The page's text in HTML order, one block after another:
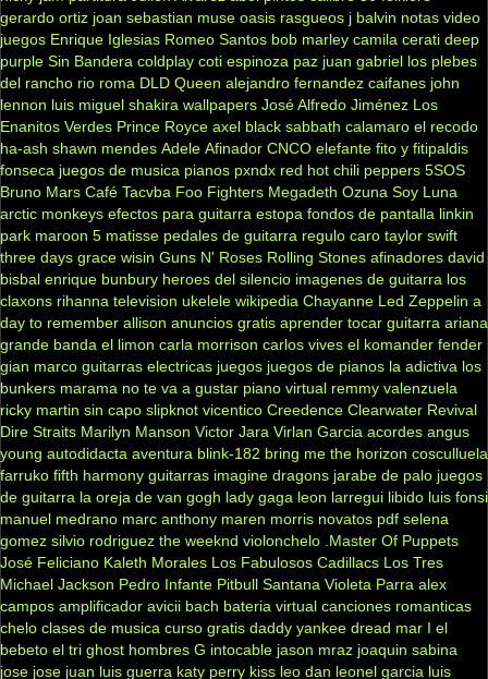
gerardo ortiz joan sebastian muse oasis rasgueos j balvin notas video
juegos Enrique Iglesias Romeo Santos bob marley camila cerati deep
purple Sin Bandera coldplay coti espinoza paz juan gabriel los plebes
del rancho rio roma DLD Queen alejandro fernandez caifanes john
lennon luis miguel shakira wallpapers José Alfredo Jiménez Los
Enanitos Verdes Prince Royce axel black sabbath calamaro el recodo
ha-ash shawn mendes Adele Afinador CNCO elefante fito y fitipaldis
fonseca juegos de musica pianos pxndx red hot chili peppers 5SOS
Bruno Mars Café Tacvba Foo Fighters Megadeth Ozuna Soy Luna
arctic monkeys efectos para guitarra estopa fondos de pantalla linkin
park maroon 5 matisse pedales de guitarra regulo caro taylor swift
three days grace wisin Guns N' Roses Rolling Stones afinadores david
bisbal enrique bunbury heroes del silencio imagenes de guitarra los
claxons rihanna television ukelele wikipedia Chayanne Led Zeppelin a
day to remember allison anuncios gratis aprender tocar guitarra ariana
grande banda el limon carla morrison carlos vives el komander fender
gian marco guitarras electricas juegos juegos de pianos la adictiva los
bunkers marama no te va a gustar piano virtual remmy valenzuela
ricky martin sin capo slipknot vicentico Creedence Clearwater Revival
Dire Straits Marilyn Manson Victor Jara Virlan Garcia acordes angus
young autodidacta aventura blink-182 bring me the horizon cosculluela
farruko fifth harmony guitarras imagine dragons jarabe de palo juegos
de guitarra la oreja de van gogh lady gaga leon larregui libido luis fonsi
manuel medrano marc anthony maren morris novatos pdf selena
gomez silvio rodriguez the weeknd violonchelo .Master Of Puppets
José Feliciano Kaleth Morales Los Fabulosos Cadillacs Los Tres
Michael Jackson Pedro Infante Pitbull Santana Violeta Parra alex
campos amplificador avicii bach bateria virtual canciones romanticas
chelo clases de musica curso gratis daddy yankee dread mar I el
bebeto el tri ghost hombres G intocable jason mraz joaquin sabina
jose jose juan luis guerra katy perry kiss leo dan leonel garcia luis